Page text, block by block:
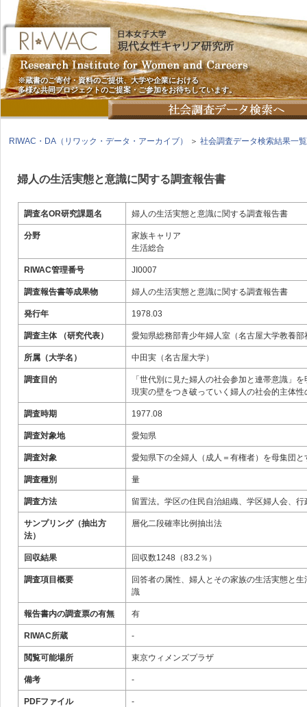
※蔵書のご寄付・資料のご提供、大学や企業における
多様な共同プロジェクトのご提案・ご参加をお待ちしています。
RIWAC・DA（リワック・データ・アーカイブ） ＞ 社会調査データ検索結果一覧
婦人の生活実態と意識に関する調査報告書
調査名OR研究課題名 婦人の生活実態と意識に関する調査報告書
分野
家族キャリア
生活総合
RIWAC管理番号 JI0007
調査報告書等成果物 婦人の生活実態と意識に関する調査報告書
発行年 1978.03
調査主体 （研究代表） 愛知県総務部青少年婦人室（名古屋大学教養
所属（大学名） 中田実（名古屋大学）
調査目的
「世代別に見た婦人の社会参加と連帯意識」
現実の壁をつき破っていく婦人の社会的主体
調査時期 1977.08
調査対象地 愛知県
調査対象 愛知県下の全婦人（成人＝有権者）を母集団
調査種別 量
調査方法 留置法。学区の住民自治組織、学区婦人会、
サンプリング（抽出方
法）
層化二段確率比例抽出法
回収結果 回収数1248（83.2％）
調査項目概要
回答者の属性、婦人とその家族の生活実態と
識
報告書内の調査票の有無 有
RIWAC所蔵 -
閲覧可能場所 東京ウィメンズプラザ
備考 -
PDFファイル -